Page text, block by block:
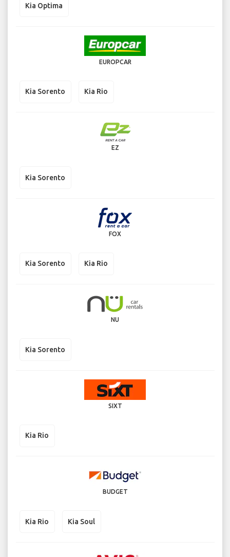
Kia Optima
EUROPCAR
Kia Sorento Kia Rio
EZ
Kia Sorento
FOX
Kia Sorento Kia Rio
NU
Kia Sorento
SIXT
Kia Rio
BUDGET
Kia Rio Kia Soul